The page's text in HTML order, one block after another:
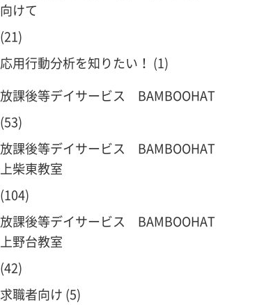
向けて
(21)
応用行動分析を知りたい！ (1)
放課後等デイサービス BAMBOOHAT
(53)
放課後等デイサービス BAMBOOHAT
上柴東教室
(104)
放課後等デイサービス BAMBOOHAT
上野台教室
(42)
求職者向け (5)